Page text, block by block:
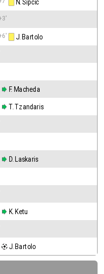
N. Sipcic
J. Bartolo
F. Macheda
T. Tzandaris
D. Laskaris
K. Ketu
J. Bartolo